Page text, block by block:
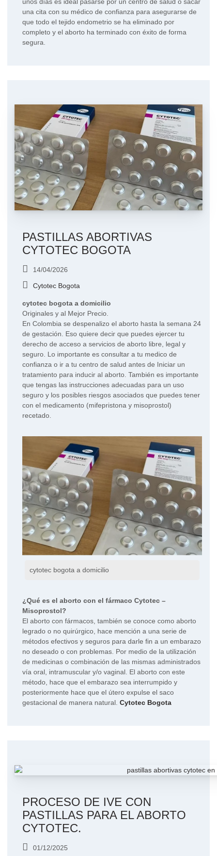
una cita con su médico de confianza para asegurarse de
que todo el tejido endometrio se ha eliminado por
completo y el aborto ha terminado con éxito de forma
segura.
PASTILLAS ABORTIVAS
CYTOTEC BOGOTA
14/04/2026
Cytotec Bogota
cytotec bogota a domicilio
Originales y al Mejor Precio.
En Colombia se despenalizo el aborto hasta la semana 24
de gestación. Eso quiere decir que puedes ejercer tu
derecho de acceso a servicios de aborto libre, legal y
seguro. Lo importante es consultar a tu medico de
confianza o ir a tu centro de salud antes de Iniciar un
tratamiento para inducir al aborto. También es importante
que tengas las instrucciones adecuadas para un uso
seguro y los posibles riesgos asociados que puedes tener
con el medicamento (mifepristona y misoprostol)
recetado.
cytotec bogota a domicilio
¿Qué es el aborto con el fármaco Cytotec –
Misoprostol?
El aborto con fármacos, también se conoce como aborto
legrado o no quirúrgico, hace mención a una serie de
métodos efectivos y seguros para darle fin a un embarazo
no deseado o con problemas. Por medio de la utilización
de medicinas o combinación de las mismas administrados
vía oral, intramuscular y/o vaginal. El aborto con este
método, hace que el embarazo sea interrumpido y
posteriormente hace que el útero expulse el saco
gestacional de manera natural. Cytotec Bogota
PROCESO DE IVE CON
PASTILLAS PARA EL ABORTO
CYTOTEC.
01/12/2025